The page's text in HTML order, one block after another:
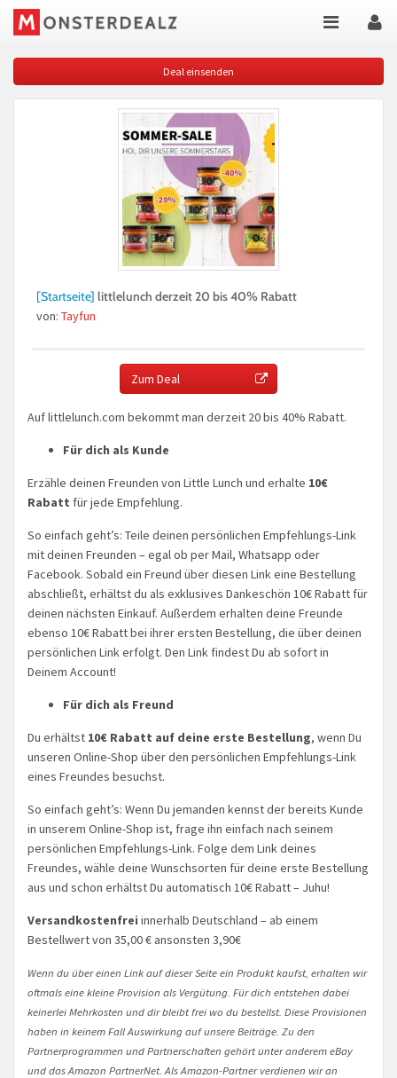
Deal einsenden
[Startseite] littlelunch derzeit 20 bis 40% Rabatt
von: Tayfun
Zum Deal
Auf littlelunch.com bekommt man derzeit 20 bis 40% Rabatt.
Für dich als Kunde
Erzähle deinen Freunden von Little Lunch und erhalte 10€
Rabatt für jede Empfehlung.
So einfach geht’s: Teile deinen persönlichen Empfehlungs-Link
mit deinen Freunden – egal ob per Mail, Whatsapp oder
Facebook. Sobald ein Freund über diesen Link eine Bestellung
abschließt, erhältst du als exklusives Dankeschön 10€ Rabatt für
deinen nächsten Einkauf. Außerdem erhalten deine Freunde
ebenso 10€ Rabatt bei ihrer ersten Bestellung, die über deinen
persönlichen Link erfolgt. Den Link findest Du ab sofort in
Deinem Account!
Für dich als Freund
Du erhältst 10€ Rabatt auf deine erste Bestellung, wenn Du
unseren Online-Shop über den persönlichen Empfehlungs-Link
eines Freundes besuchst.
So einfach geht’s: Wenn Du jemanden kennst der bereits Kunde
in unserem Online-Shop ist, frage ihn einfach nach seinem
persönlichen Empfehlungs-Link. Folge dem Link deines
Freundes, wähle deine Wunschsorten für deine erste Bestellung
aus und schon erhältst Du automatisch 10€ Rabatt – Juhu!
Versandkostenfrei innerhalb Deutschland – ab einem
Bestellwert von 35,00 € ansonsten 3,90€
Wenn du über einen Link auf dieser Seite ein Produkt kaufst, erhalten wir
oftmals eine kleine Provision als Vergütung. Für dich entstehen dabei
keinerlei Mehrkosten und dir bleibt frei wo du bestellst. Diese Provisionen
haben in keinem Fall Auswirkung auf unsere Beiträge. Zu den
Partnerprogrammen und Partnerschaften gehört unter anderem eBay
und das Amazon PartnerNet. Als Amazon-Partner verdienen wir an